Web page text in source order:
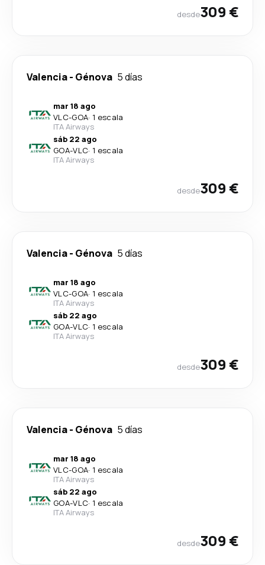
desde309 €
Valencia- Génova 5 días
mar 18 ago
VLC-GOA· 1 escala
ITA Airways
sáb 22 ago
GOA-VLC· 1 escala
ITA Airways
desde309 €
Valencia- Génova 5 días
mar 18 ago
VLC-GOA· 1 escala
ITA Airways
sáb 22 ago
GOA-VLC· 1 escala
ITA Airways
desde309 €
Valencia- Génova 5 días
mar 18 ago
VLC-GOA· 1 escala
ITA Airways
sáb 22 ago
GOA-VLC· 1 escala
ITA Airways
desde309 €